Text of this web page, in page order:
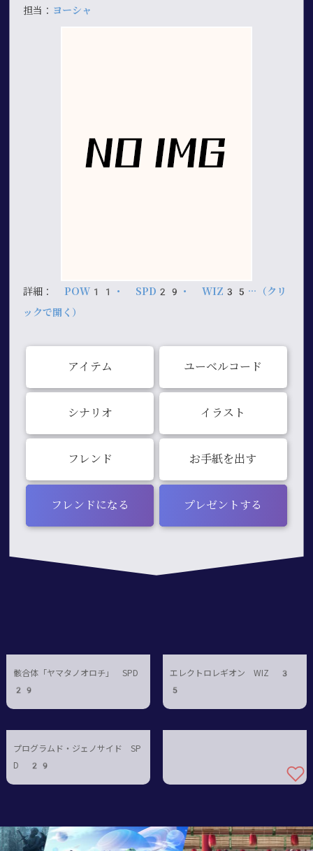
担当： ヨーシャ
詳細： POW11・ SPD29・ WIZ35…（クリ
ックで開く）
アイテム ユーベルコード
シナリオ イラスト
フレンド お手紙を出す
フレンドになる プレゼントする
骸合体「ヤマタノオロチ」 SPD
29
エレクトロレギオン WIZ 3
5
プログラムド・ジェノサイド SP
D 29